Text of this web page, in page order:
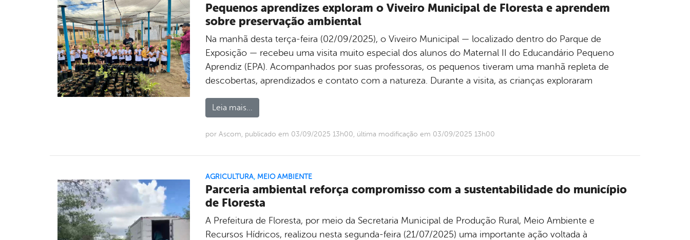
Pequenos aprendizes exploram o Viveiro Municipal de Floresta e aprendem
sobre preservação ambiental
Na manhã desta terça-feira (02/09/2025), o Viveiro Municipal — localizado dentro do Parque de
Exposição — recebeu uma visita muito especial dos alunos do Maternal II do Educandário Pequeno
Aprendiz (EPA). Acompanhados por suas professoras, os pequenos tiveram uma manhã repleta de
descobertas, aprendizados e contato com a natureza. Durante a visita, as crianças exploraram
Leia mais...
por Ascom, publicado em 03/09/2025 13h00, última modificação em 03/09/2025 13h00
AGRICULTURA, MEIO AMBIENTE
Parceria ambiental reforça compromisso com a sustentabilidade do município
de Floresta
A Prefeitura de Floresta, por meio da Secretaria Municipal de Produção Rural, Meio Ambiente e
Recursos Hídricos, realizou nesta segunda-feira (21/07/2025) uma importante ação voltada à